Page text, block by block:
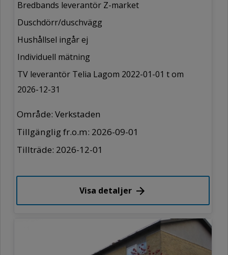
Bredbands leverantör Z-market
Duschdörr/duschvägg
Hushållsel ingår ej
Individuell mätning
TV leverantör Telia Lagom 2022-01-01 t om
2026-12-31
Område: Verkstaden
Tillgänglig fr.o.m: 2026-09-01
Tillträde: 2026-12-01
Visa detaljer